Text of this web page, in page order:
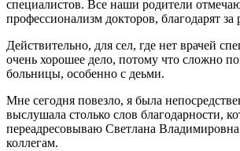
специалистов. Все наши родители
профессионализм докторов, благодарят за
Действительно, для сел, где нет врачей
очень хорошее дело, потому что сложно
больницы, особенно с деьми.
Мне сегодня повезло, я была
выслушала столько слов благодарности,
переадресовываю Светлана
коллегам.